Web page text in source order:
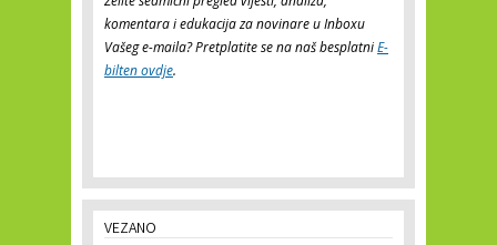
komentara i edukacija za novinare u Inboxu
Vašeg e-maila? Pretplatite se na naš besplatniE-
bilten ovdje.
VEZANO